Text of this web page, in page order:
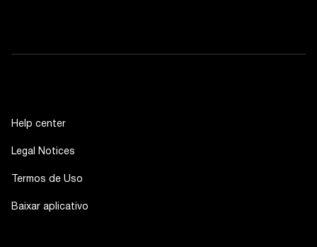
Help center
Legal Notices
Termos de Uso
Baixar aplicativo